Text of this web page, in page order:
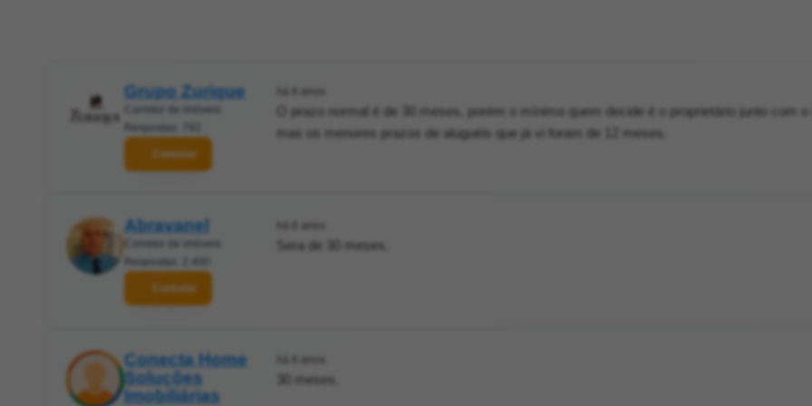
Grupo Zurique
Contatar
O prazo normal é de 30 meses, porém o mínimo quem decide é o proprietário junto com o
mas os menores prazos de aluguéis que já vi foram de 12 meses.
Abravanel
Contatar
Sera de 30 meses.
Conecta Home
Soluções
Imobiliárias
30 meses.